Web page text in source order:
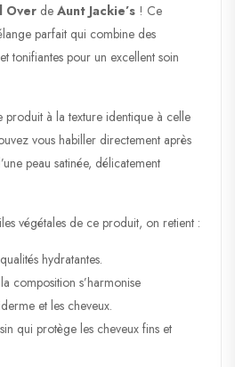
Over de Aunt Jackie’s ! Ce
parfait qui combine des
tonifiantes pour un excellent soin
produit à la texture identique à celle
vous habiller directement après
peau satinée, délicatement
végétales de ce produit, on retient :
hydratantes.
composition s’harmonise
et les cheveux.
qui protège les cheveux fins et